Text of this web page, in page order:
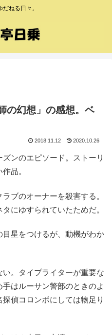
ねる日々。
の幻想」の感想。ベ
2018.11.12 2020.10.26
ズンのエピソード。ストーリ
品。
ブのオーナーを殺害する。
にゆすられていたためだ。
星をつけるが、動機がわか
。タイプライターが重要な
はルーサン警部のときのよ
偵コロンボにしては物足り